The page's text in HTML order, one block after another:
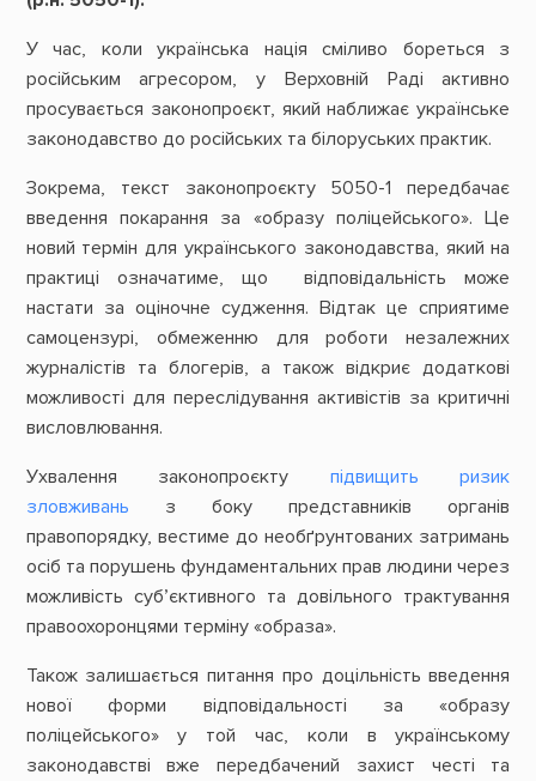
У час, коли українська нація сміливо бореться з
російським агресором, у Верховній Раді активно
просувається законопроєкт, який наближає українське
законодавство до російських та білоруських практик.
Зокрема, текст законопроєкту 5050-1 передбачає
введення покарання за «образу поліцейського». Це
новий термін для українського законодавства, який на
практиці означатиме, що відповідальність може
настати за оціночне судження. Відтак це сприятиме
самоцензурі, обмеженню для роботи незалежних
журналістів та блогерів, а також відкриє додаткові
можливості для переслідування активістів за критичні
висловлювання.
Ухвалення законопроєкту підвищить ризик
зловживань з боку представників органів
правопорядку, вестиме до необґрунтованих затримань
осіб та порушень фундаментальних прав людини через
можливість суб’єктивного та довільного трактування
правоохоронцями терміну «образа».
Також залишається питання про доцільність введення
нової форми відповідальності за «образу
поліцейського» у той час, коли в українському
законодавстві вже передбачений захист честі та